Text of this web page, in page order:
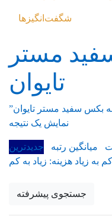
شگفت‌انگیزها
مستر
تایوان
سفید مستر تایوان”
نمایش یک نتیجه
میانگین رتبه
جدیدترین
به زیاد هزینه: زیاد به کم
جستجوی پیشرفته